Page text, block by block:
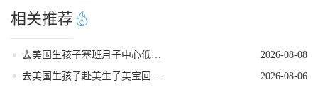
相关推荐
2026-08-08
2026-08-06